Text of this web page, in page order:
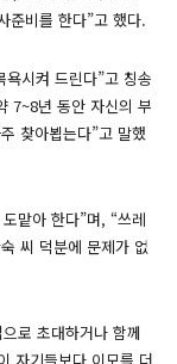
준비를 한다”고 했다.
시켜 드린다”고 칭송
7~8년 동안 자신의 부
찾아뵙는다”고 말했
맡아 한다”며, “쓰레
씨 덕분에 문제가 없
로 초대하거나 함께